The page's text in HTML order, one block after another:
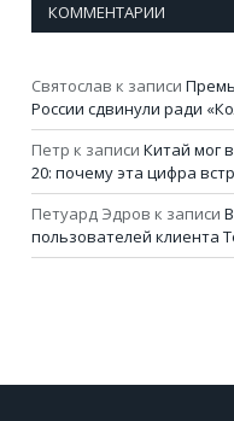
КОММЕНТАРИИ
Святослав к записи
России сдвинули ради
Петр к записи Китай мог
20: почему эта цифра
Петуард Эдров к записи
пользователей клиента